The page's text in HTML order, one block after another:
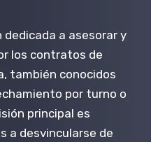
a asesorar y
los contratos de
también conocidos
por turno o
principal es
a desvincularse de